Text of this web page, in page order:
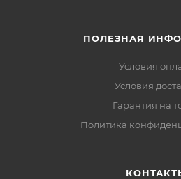
ПОЛЕЗНАЯ
Условия
Условия
Гарантия на
Политика